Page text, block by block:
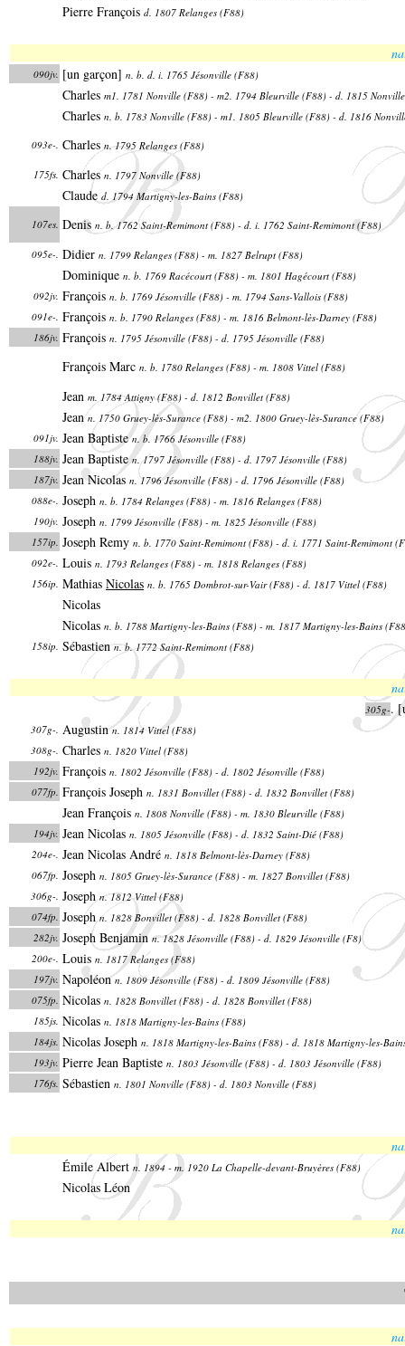
Pierre François d. 1807 Relanges (F88)
090jv. [un garçon] n. b. d. i. 1765 Jésonville (F88)
Charles m1. 1781 Nonville (F88) - m2. 1794 Bleurville (F88) - d. 1815
Charles n. b. 1783 Nonville (F88) - m1. 1805 Bleurville (F88) - d. 1816
093e-. Charles n. 1795 Relanges (F88)
175fs. Charlesn. 1797 Nonville (F88)
Claude d. 1794 Martigny-les-Bains (F88)
107es. Denis n. b. 1762 Saint-Remimont (F88) - d. i. 1762 Saint-Remimont (F88)
095e-. Didier n. 1799 Relanges (F88) - m. 1827 Belrupt (F88)
Dominique n. b. 1769 Racécourt (F88) - m. 1801 Hagécourt (F88)
092jv. François n. b. 1769 Jésonville (F88) - m. 1794 Sans-Vallois (F88)
091e-. François n. b. 1790 Relanges (F88) - m. 1816 Belmont-lès-Darney (F88)
186jv. François n. 1795 Jésonville (F88) - d. 1795 Jésonville (F88)
François Marc n. b. 1780 Relanges (F88) - m. 1808 Vittel (F88)
Jean m. 1784 Attigny (F88) - d. 1812 Bonvillet (F88)
Jean n. 1750 Gruey-lès-Surance (F88) - m2. 1800 Gruey-lès-Surance (F88)
091jv. Jean Baptisten. b. 1766 Jésonville (F88)
188jv. Jean Baptisten. 1797 Jésonville (F88) - d. 1797 Jésonville (F88)
187jv. Jean Nicolas n. 1796 Jésonville (F88) - d. 1796 Jésonville (F88)
088e-. Joseph n. b. 1784 Relanges (F88) - m. 1816 Relanges (F88)
190jv. Joseph n. 1799 Jésonville (F88) - m. 1825 Jésonville (F88)
157ip. Joseph Remy n. b. 1770 Saint-Remimont (F88) - d. i. 1771 Saint-Remimont
092e-. Louis n. 1793 Relanges (F88) - m. 1818 Relanges (F88)
156ip. Mathias Nicolas n. b. 1765 Dombrot-sur-Vair (F88) - d. 1817 Vittel (F88)
Nicolas
Nicolas n. b. 1788 Martigny-les-Bains (F88) - m. 1817 Martigny-les-Bains
158ip. Sébastien n. b. 1772 Saint-Remimont (F88)
305g-.
307g-. Augustin n. 1814 Vittel (F88)
308g-. Charles n. 1820 Vittel (F88)
192jv. François n. 1802 Jésonville (F88) - d. 1802 Jésonville (F88)
077fp. François Joseph n. 1831 Bonvillet (F88) - d. 1832 Bonvillet (F88)
Jean François n. 1808 Nonville (F88) - m. 1830 Bleurville (F88)
194jv. Jean Nicolas n. 1805 Jésonville (F88) - d. 1832 Saint-Dié (F88)
204e-. Jean Nicolas André n. 1818 Belmont-lès-Darney (F88)
067fp. Joseph n. 1805 Gruey-lès-Surance (F88) - m. 1827 Bonvillet (F88)
306g-. Joseph n. 1812 Vittel (F88)
074fp. Joseph n. 1828 Bonvillet (F88) - d. 1828 Bonvillet (F88)
282jv. Joseph Benjamin n. 1828 Jésonville (F88) - d. 1829 Jésonville (F8)
200e-. Louis n. 1817 Relanges (F88)
197jv. Napoléonn. 1809 Jésonville (F88) - d. 1809 Jésonville (F88)
075fp. Nicolas n. 1828 Bonvillet (F88) - d. 1828 Bonvillet (F88)
185js. Nicolas n. 1818 Martigny-les-Bains (F88)
184js. Nicolas Joseph n. 1818 Martigny-les-Bains (F88) - d. 1818 Martigny-les-
193jv. Pierre Jean Baptiste n. 1803 Jésonville (F88) - d. 1803 Jésonville (F88)
176fs. Sébastien n. 1801 Nonville (F88) - d. 1803 Nonville (F88)
Émile Albert n. 1894 - m. 1920 La Chapelle-devant-Bruyères (F88)
Nicolas Léon